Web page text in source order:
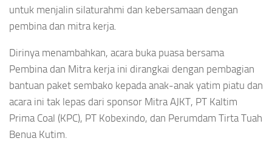
untuk menjalin silaturahmi dan kebersamaan dengan
pembina dan mitra kerja.
Dirinya menambahkan, acara buka puasa bersama
Pembina dan Mitra kerja ini dirangkai dengan pembagian
bantuan paket sembako kepada anak-anak yatim piatu dan
acara ini tak lepas dari sponsor Mitra AJKT, PT Kaltim
Prima Coal (KPC), PT Kobexindo, dan Perumdam Tirta Tuah
Benua Kutim.